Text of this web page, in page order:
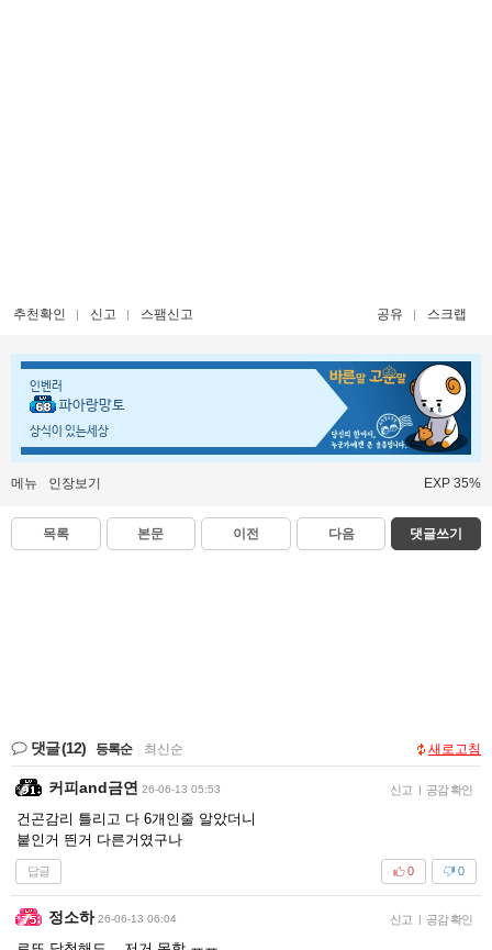
추천확인 신고 스팸신고 공유 스크랩
인벤러
파아랑망토
상식이 있는세상
메뉴 인장보기 EXP 35%
목록 본문 이전 다음 댓글쓰기
댓글(12) 등록순 최신순 새로고침
커피and금연 26-06-13 05:53 신고 | 공감 확인
건곤감리 틀리고 다 6개인줄 알았더니
붙인거 띈거 다른거였구나
답글 0
0
정소하 26-06-13 06:04 신고 | 공감 확인